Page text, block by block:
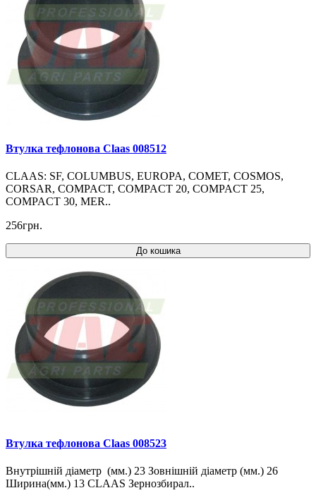
Втулка тефлонова Claas 008512
CLAAS: SF, COLUMBUS, EUROPA, COMET, COSMOS,
CORSAR, COMPACT, COMPACT 20, COMPACT 25,
COMPACT 30, MER..
256грн.
До кошика
Втулка тефлонова Claas 008523
Внутрішній діаметр (мм.) 23 Зовнішній діаметр (мм.) 26
Ширина(мм.) 13 CLAAS Зернозбирал..